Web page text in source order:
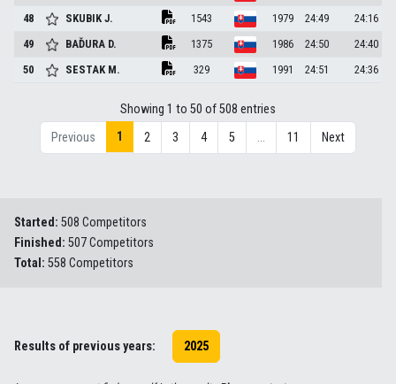
48
SKUBIKJ. 1543 1979 24:49
24:16
49
BAĎURA D. 1375 1986 24:50
24:40
50
SESTAK M. 329 1991 24:51 24:36
Showing 1 to 50 of 508 entries
Previous
1 2 3 4 5 … 11 Next
Started: 508 Competitors
Finished: 507 Competitors
Total: 558 Competitors
Results of previous years: 2025